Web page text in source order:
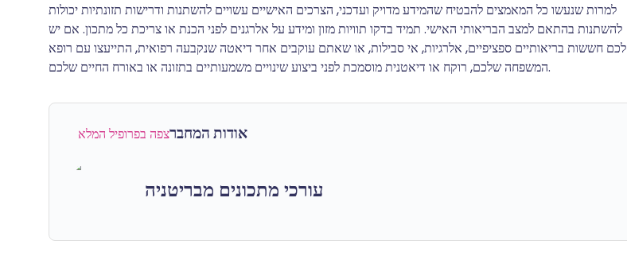
למרות שנעשו כל המאמצים להבטיח שהמידע מדויק ועדכני, הצרכים האישיים עשויים להשתנות ודרישות תזונתיות יכולות
להשתנות בהתאם למצב הבריאותי האישי. תמיד בדקו תוויות מזון ומידע על אלרגנים לפני הכנת או צריכת כל מתכון. אם יש
לכם חששות בריאותיים ספציפיים, אלרגיות, אי סבילות, או שאתם עוקבים אחר דיאטה שנקבעה רפואית, התייעצו עם רופא
המשפחה שלכם, רוקח או דיאטנית מוסמכת לפני ביצוע שינויים משמעותיים בתזונה או באורח החיים שלכם.
אודות המחברצפה בפרופיל המלא
עורכי מתכונים מבריטניה